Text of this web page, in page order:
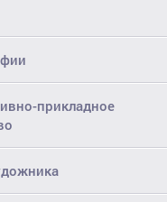
прикладное